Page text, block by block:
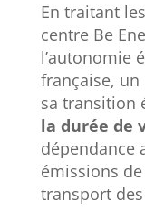
En traitant
centre Be
l’autonomie
française,
sa transition
la durée de
dépendance
émissions
transport